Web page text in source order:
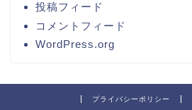
投稿フィード
コメントフィード
WordPress.org
プライバシーポリシー